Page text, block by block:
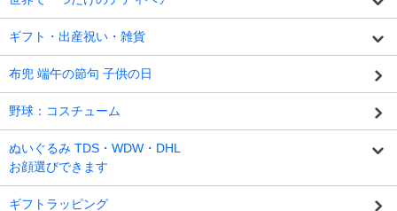
ギフト・出産祝い・雑貨
布兜 端午の節句 子供の日
野球：コスチューム
ぬいぐるみ TDS・WDW・DHL
お顔選びできます
ギフトラッピング